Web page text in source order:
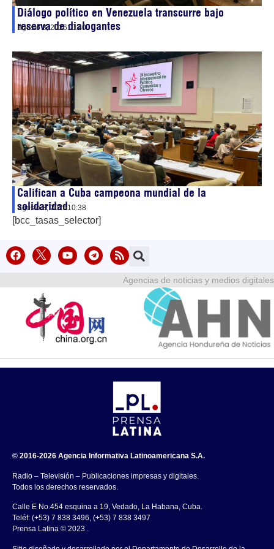
Diálogo político en Venezuela transcurre bajo
reserva de dialogantes
agosto 8, 202610:40
Califican a Cuba campeona mundial de la
solidaridad
agosto 8, 202610:38
[bcc_tasas_selector]
Agencias de noticias y medios digitales
© 2016-2026 Agencia Informativa Latinoamericana S.A.
Radio – Televisión – Publicaciones impresas y digitales.
Todos los derechos reservados.
Calle E No.454 esquina a 19, Vedado, La Habana, Cuba.
Teléf: (+53) 7 838 3496, (+53) 7 838 3497
Prensa Latina © 2023 .